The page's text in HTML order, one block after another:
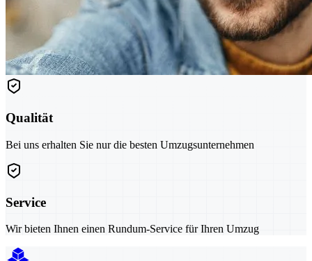
Qualität
Bei uns erhalten Sie nur die besten Umzugsunternehmen
Service
Wir bieten Ihnen einen Rundum-Service für Ihren Umzug